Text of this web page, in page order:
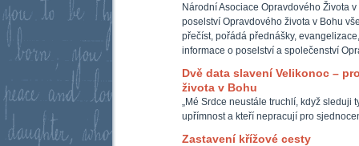
Národní Asociace Opravdového Života
poselství Opravdového života v Bohu
přečíst, pořádá přednášky,
informace o poselství a společenství
Dvě data slavení Velikonoc –
života v Bohu
„Mé Srdce neustále truchlí, když sleduji
upřímnost a kteří nepracují pro
Zastavení křížové cesty